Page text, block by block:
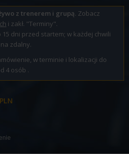
z trenerem i grupą. Zobacz
i zakł. "Terminy".
dni przed startem; w każdej chwili
zdalny.
w terminie i lokalizacji do
4 osób .
PLN